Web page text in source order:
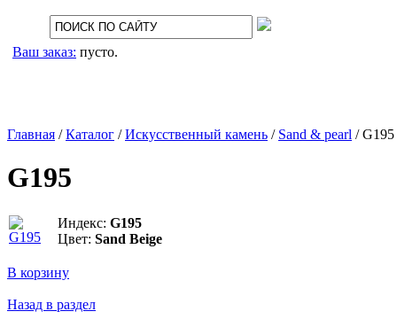
Ваш заказ: пусто.
Главная /Каталог /Искусственный камень / Sand & pearl /G195
G195
Индекс: G195
Цвет: Sand Beige
В корзину
Назад в раздел